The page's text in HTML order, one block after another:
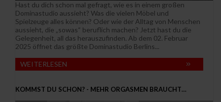
Hast du dich schon mal gefragt, wie es in einem großen
Dominastudio aussieht? Was die vielen Möbel und
Spielzeuge alles können? Oder wie der Alltag von Menschen
aussieht, die „sowas“ beruflich machen? Jetzt hast du die
Gelegenheit, all das herauszufinden. Ab dem 02. Februar
2025 öffnet das größte Dominastudio Berlins...
WEITERLESEN
KOMMST DU SCHON? - MEHR ORGASMEN BRAUCHT…